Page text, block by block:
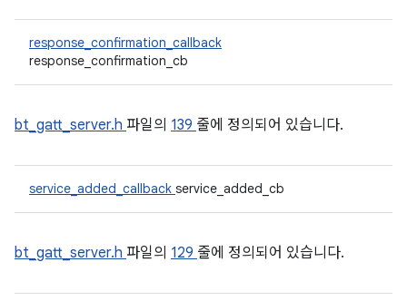
response_confirmation_callback
response_confirmation_cb
bt_gatt_server.h 파일의 139 줄에 정의되어 있습니다.
service_added_callback service_added_cb
bt_gatt_server.h 파일의 129 줄에 정의되어 있습니다.